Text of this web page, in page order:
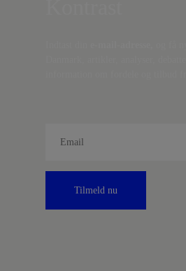
Tilmeld nu